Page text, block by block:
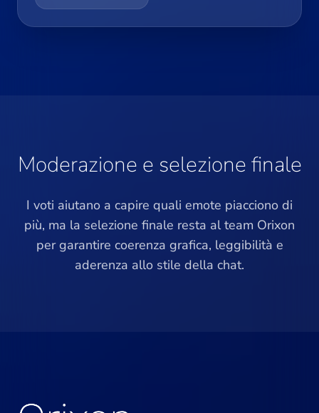
Moderazione e selezione finale
I voti aiutano a capire quali emote piacciono di
più, ma la selezione finale resta al team Orixon
per garantire coerenza grafica, leggibilità e
aderenza allo stile della chat.